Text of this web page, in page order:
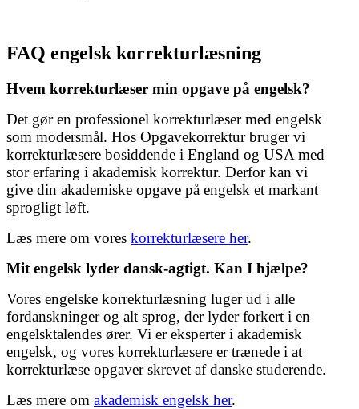
FAQ engelsk korrekturlæsning
Hvem korrekturlæser min opgave på engelsk?
Det gør en professionel korrekturlæser med engelsk
som modersmål. Hos Opgavekorrektur bruger vi
korrekturlæsere bosiddende i England og USA med
stor erfaring i akademisk korrektur. Derfor kan vi
give din akademiske opgave på engelsk et markant
sprogligt løft.
Læs mere om vores korrekturlæsere her.
Mit engelsk lyder dansk-agtigt. Kan I hjælpe?
Vores engelske korrekturlæsning luger ud i alle
fordanskninger og alt sprog, der lyder forkert i en
engelsktalendes ører. Vi er eksperter i akademisk
engelsk, og vores korrekturlæsere er trænede i at
korrekturlæse opgaver skrevet af danske studerende.
Læs mere om akademisk engelsk her.